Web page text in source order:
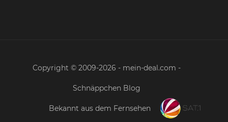
Copyright © 2009-2026 - mein-deal.com -
Schnäppchen Blog
Bekannt aus dem Fernsehen